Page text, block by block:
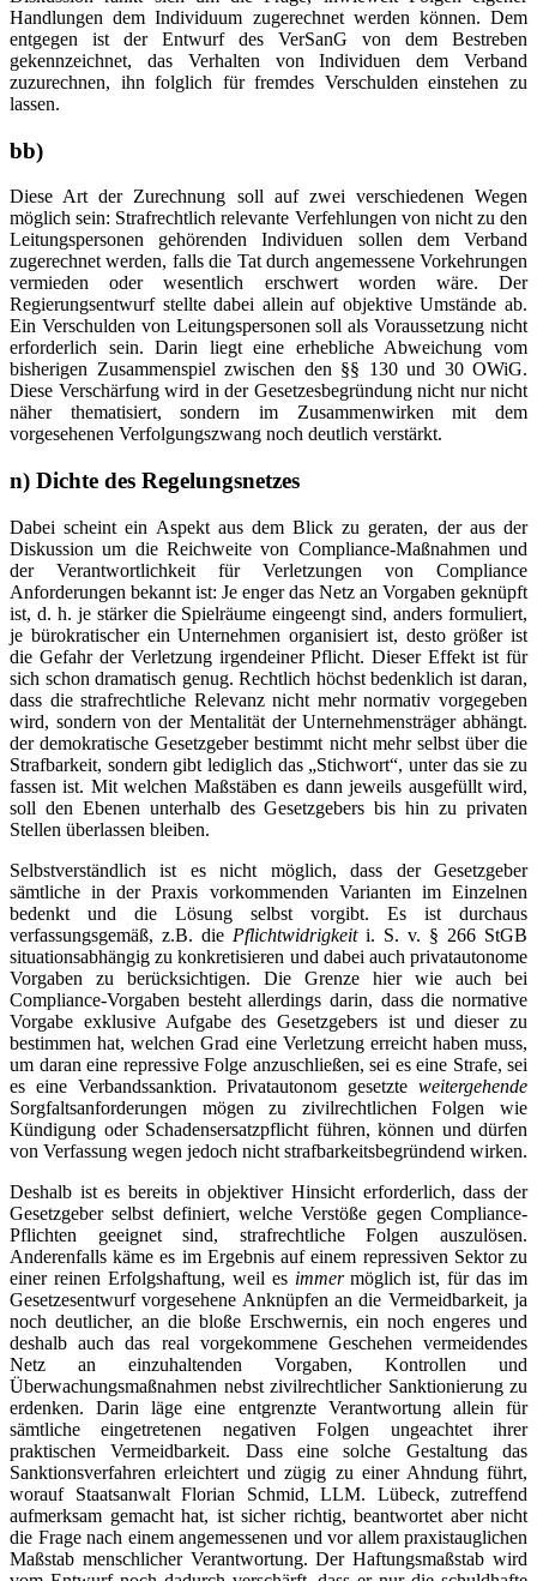
Handlungen dem Individuum zugerechnet werden können. Dem
entgegen ist der Entwurf des VerSanG von dem Bestreben
gekennzeichnet, das Verhalten von Individuen dem Verband
zuzurechnen, ihn folglich für fremdes Verschulden einstehen zu
lassen.
bb)
Diese Art der Zurechnung soll auf zwei verschiedenen Wegen
möglich sein: Strafrechtlich relevante Verfehlungen von nicht zu den
Leitungspersonen gehörenden Individuen sollen dem Verband
zugerechnet werden, falls die Tat durch angemessene Vorkehrungen
vermieden oder wesentlich erschwert worden wäre. Der
Regierungsentwurf stellte dabei allein auf objektive Umstände ab.
Ein Verschulden von Leitungspersonen soll als Voraussetzung nicht
erforderlich sein. Darin liegt eine erhebliche Abweichung vom
bisherigen Zusammenspiel zwischen den §§ 130 und 30 OWiG.
Diese Verschärfung wird in der Gesetzesbegründung nicht nur nicht
näher thematisiert, sondern im Zusammenwirken mit dem
vorgesehenen Verfolgungszwang noch deutlich verstärkt.
n) Dichte des Regelungsnetzes
Dabei scheint ein Aspekt aus dem Blick zu geraten, der aus der
Diskussion um die Reichweite von Compliance-Maßnahmen und
der Verantwortlichkeit für Verletzungen von Compliance
Anforderungen bekannt ist: Je enger das Netz an Vorgaben geknüpft
ist, d. h. je stärker die Spielräume eingeengt sind, anders formuliert,
je bürokratischer ein Unternehmen organisiert ist, desto größer ist
die Gefahr der Verletzung irgendeiner Pflicht. Dieser Effekt ist für
sich schon dramatisch genug. Rechtlich höchst bedenklich ist daran,
dass die strafrechtliche Relevanz nicht mehr normativ vorgegeben
wird, sondern von der Mentalität der Unternehmensträger abhängt.
der demokratische Gesetzgeber bestimmt nicht mehr selbst über die
Strafbarkeit, sondern gibt lediglich das „Stichwort“, unter das sie zu
fassen ist. Mit welchen Maßstäben es dann jeweils ausgefüllt wird,
soll den Ebenen unterhalb des Gesetzgebers bis hin zu privaten
Stellen überlassen bleiben.
Selbstverständlich ist es nicht möglich, dass der Gesetzgeber
sämtliche in der Praxis vorkommenden Varianten im Einzelnen
bedenkt und die Lösung selbst vorgibt. Es ist durchaus
verfassungsgemäß, z.B. die Pflichtwidrigkeiti. S. v. § 266 StGB
situationsabhängig zu konkretisieren und dabei auch privatautonome
Vorgaben zu berücksichtigen. Die Grenze hier wie auch bei
Compliance-Vorgaben besteht allerdings darin, dass die normative
Vorgabe exklusive Aufgabe des Gesetzgebers ist und dieser zu
bestimmen hat, welchen Grad eine Verletzung erreicht haben muss,
um daran eine repressive Folge anzuschließen, sei es eine Strafe, sei
es eine Verbandssanktion. Privatautonom gesetzte weitergehende
Sorgfaltsanforderungen mögen zu zivilrechtlichen Folgen wie
Kündigung oder Schadensersatzpflicht führen, können und dürfen
von Verfassung wegen jedoch nicht strafbarkeitsbegründend wirken.
Deshalb ist es bereits in objektiver Hinsicht erforderlich, dass der
Gesetzgeber selbst definiert, welche Verstöße gegen Compliance-
Pflichten geeignet sind, strafrechtliche Folgen auszulösen.
Anderenfalls käme es im Ergebnis auf einem repressiven Sektor zu
einer reinen Erfolgshaftung, weil es immermöglich ist, für das im
Gesetzesentwurf vorgesehene Anknüpfen an die Vermeidbarkeit, ja
noch deutlicher, an die bloße Erschwernis, ein noch engeres und
deshalb auch das real vorgekommene Geschehen vermeidendes
Netz an einzuhaltenden Vorgaben, Kontrollen und
Überwachungsmaßnahmen nebst zivilrechtlicher Sanktionierung zu
erdenken. Darin läge eine entgrenzte Verantwortung allein für
sämtliche eingetretenen negativen Folgen ungeachtet ihrer
praktischen Vermeidbarkeit. Dass eine solche Gestaltung das
Sanktionsverfahren erleichtert und zügig zu einer Ahndung führt,
worauf Staatsanwalt Florian Schmid, LLM. Lübeck, zutreffend
aufmerksam gemacht hat, ist sicher richtig, beantwortet aber nicht
die Frage nach einem angemessenen und vor allem praxistauglichen
Maßstab menschlicher Verantwortung. Der Haftungsmaßstab wird